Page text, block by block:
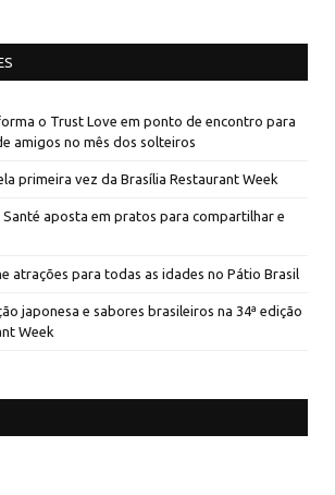
o Trust Love em ponto de encontro para
amigos no mês dos solteiros
primeira vez da Brasília Restaurant Week
Santé aposta em pratos para compartilhar e
atrações para todas as idades no Pátio Brasil
japonesa e sabores brasileiros na 34ª edição
Week